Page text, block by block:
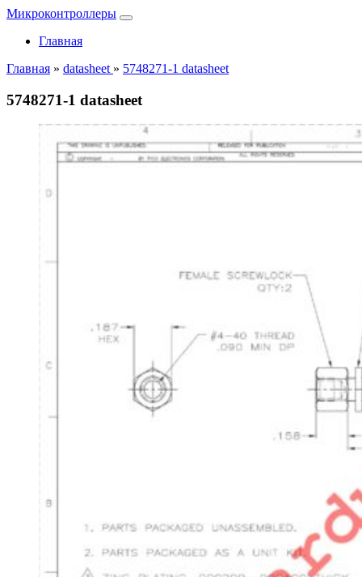
Микроконтроллеры
Главная
Главная » datasheet » 5748271-1 datasheet
5748271-1 datasheet